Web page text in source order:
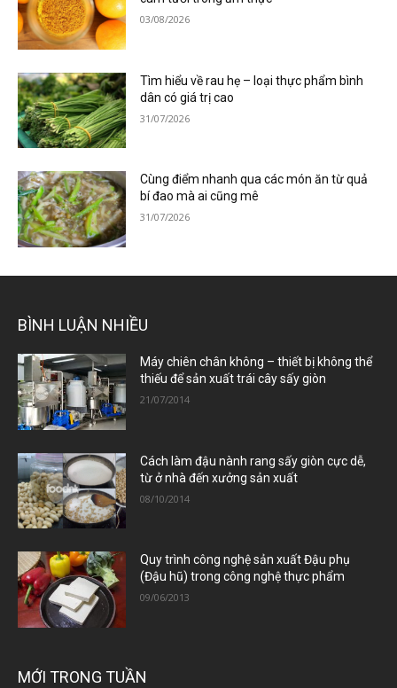
03/08/2026
Tìm hiểu về rau hẹ – loại thực phẩm bình
dân có giá trị cao
31/07/2026
Cùng điểm nhanh qua các món ăn từ quả
bí đao mà ai cũng mê
31/07/2026
BÌNH LUẬN NHIỀU
Máy chiên chân không – thiết bị không thể
thiếu để sản xuất trái cây sấy giòn
21/07/2014
Cách làm đậu nành rang sấy giòn cực dễ,
từ ở nhà đến xưởng sản xuất
08/10/2014
Quy trình công nghệ sản xuất Đậu phụ
(Đậu hũ) trong công nghệ thực phẩm
09/06/2013
MỚI TRONG TUẦN